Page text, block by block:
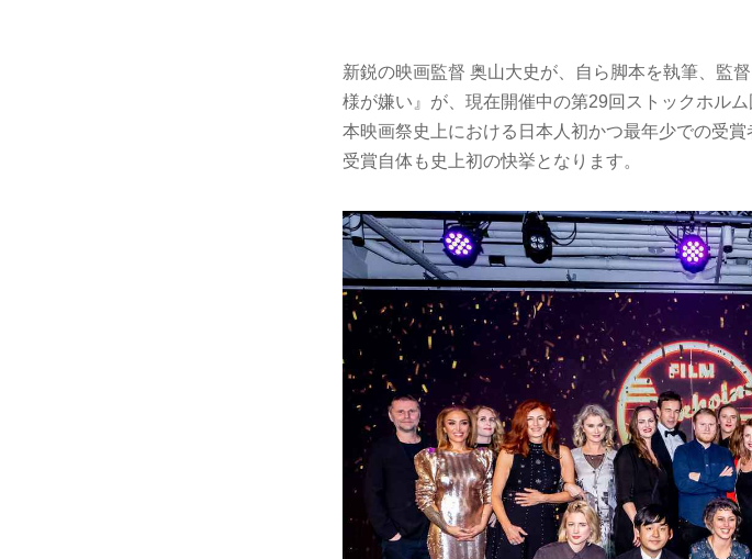
新鋭の映画監督 奥山大史が、自ら脚本を執筆、監
様が嫌い』が、現在開催中の第29回ストックホル
本映画祭史上における日本人初かつ最年少での受
受賞自体も史上初の快挙となります。